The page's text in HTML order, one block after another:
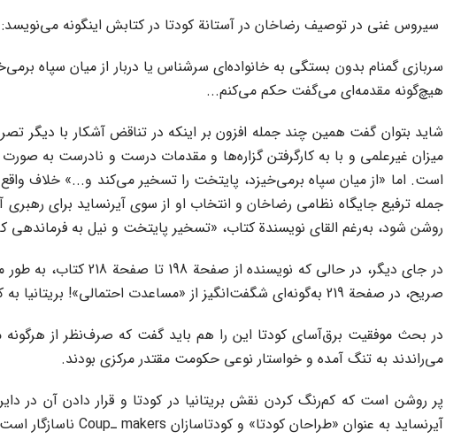
سیروس غنی در توصیف رضاخان در آستانة کودتا در کتابش اینگونه می‌نویسد:
سربازی گمنام بدون بستگی به خانواده‌ای سرشناس یا دربار از میان سپاه
هیچ‌گونه مقدمه‌ای می‌گفت حکم می‌کنم...
شاید بتوان گفت همین چند جمله افزون بر اینکه در تناقض آشکار با دیگر
میزان غیرعلمی و با به‌ کارگرفتن گزاره‌ها و مقدمات درست و نادرست به
است. اما «از میان سپاه برمی‌خیزد، پایتخت را تسخیر می‌کند و...» خلاف واقع
جمله ترفیع جایگاه نظامی رضاخان و انتخاب او از سوی آیرنساید برای
روشن شود، به‌رغم القای نویسندة کتاب، «تسخیر پایتخت و نیل به
در جای دیگر، در
صریح، در صفحة 219 به‌گونه‌ای شگفت‌انگیز از «مساعدت احتمالی»! بریتانیا به کودتا سخن به میان آورده و می‌نویسد:
در بحث موفقیت برق‌آسای کودتا این را هم باید گفت که صرف‌نظر از
می‌راندند به تنگ آمده و خواستار نوعی حکومت مقتدر مرکزی بودند.
آیرنساید به عنوان «طراحان کودتا» و کودتاسازان makers ـCoup ناسازگار است.